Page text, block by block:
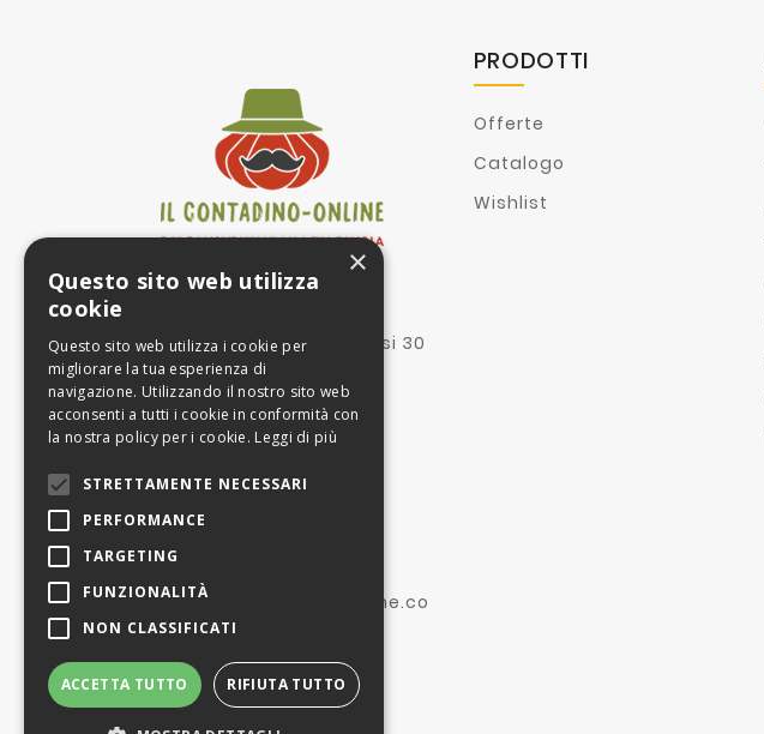
Via corte dei mesagnesi 30
73100 Lecce Le
Gestione dell'attività:
GOOD SRL
P.IVA IT02472930185
27029 Vigevano
Pavia (IT)
(+39) 366 2626265
info@ilcontadino-online.co
m
PRODOTTI
Offerte
Catalogo
Wishlist
×
Questo sito web utilizza
cookie
Questo sito web utilizza i cookie per
migliorare la tua esperienza di
navigazione. Utilizzando il nostro sito web
acconsenti a tutti i cookie in conformità con
la nostra policy per i cookie. Leggi di più
STRETTAMENTE NECESSARI
PERFORMANCE
TARGETING
FUNZIONALITÀ
NON CLASSIFICATI
ACCETTA TUTTO RIFIUTA TUTTO